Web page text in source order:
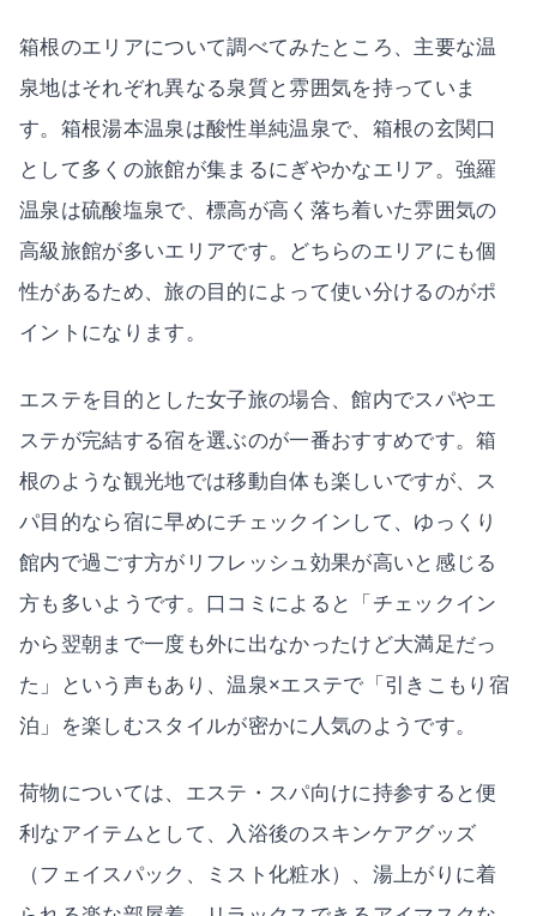
箱根のエリアについて調べてみたところ、主要な温
泉地はそれぞれ異なる泉質と雰囲気を持っていま
す。箱根湯本温泉は酸性単純温泉で、箱根の玄関口
として多くの旅館が集まるにぎやかなエリア。強羅
温泉は硫酸塩泉で、標高が高く落ち着いた雰囲気の
高級旅館が多いエリアです。どちらのエリアにも個
性があるため、旅の目的によって使い分けるのがポ
イントになります。
エステを目的とした女子旅の場合、館内でスパやエ
ステが完結する宿を選ぶのが一番おすすめです。箱
根のような観光地では移動自体も楽しいですが、ス
パ目的なら宿に早めにチェックインして、ゆっくり
館内で過ごす方がリフレッシュ効果が高いと感じる
方も多いようです。口コミによると「チェックイン
から翌朝まで一度も外に出なかったけど大満足だっ
た」という声もあり、温泉×エステで「引きこもり宿
泊」を楽しむスタイルが密かに人気のようです。
荷物については、エステ・スパ向けに持参すると便
利なアイテムとして、入浴後のスキンケアグッズ
（フェイスパック、ミスト化粧水）、湯上がりに着